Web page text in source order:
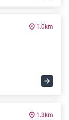
1.0km
1.3km